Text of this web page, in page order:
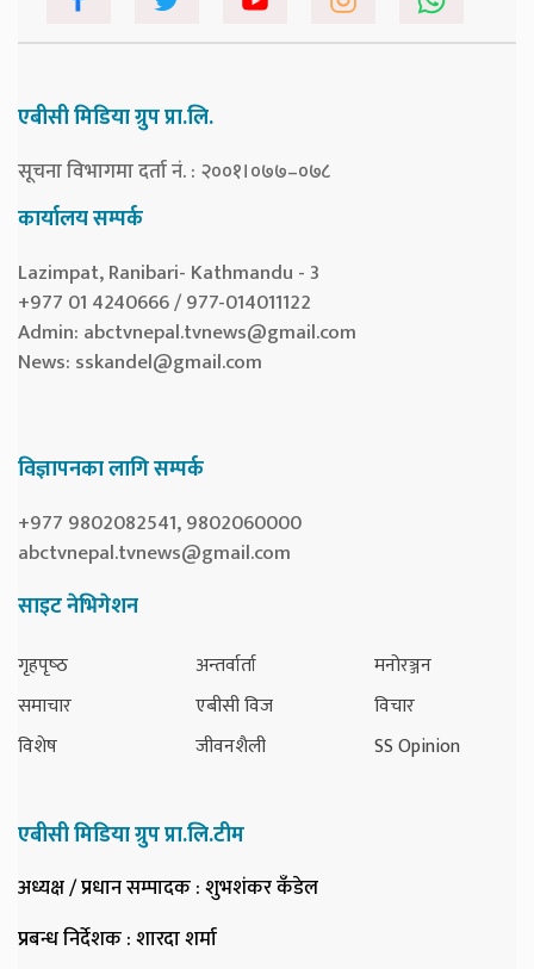
एबीसी मिडिया ग्रुप प्रा.लि.
सूचना विभागमा दर्ता नं. : २००१।०७७–०७८
कार्यालय सम्पर्क
Lazimpat, Ranibari- Kathmandu - 3
+977 01 4240666 / 977-014011122
Admin: abctvnepal.tvnews@gmail.com
News: sskandel@gmail.com
विज्ञापनका लागि सम्पर्क
+977 9802082541, 9802060000
abctvnepal.tvnews@gmail.com
साइट नेभिगेशन
गृहपृष्‍ठ
समाचार
विशेष
अन्तर्वार्ता
एबीसी विज
जीवनशैली
मनोरञ्जन
विचार
SS Opinion
एबीसी मिडिया ग्रुप प्रा.लि.टीम
अध्यक्ष / प्रधान सम्पादक: शुभशंकर कँडेल
प्रबन्ध निर्देशक: शारदा शर्मा